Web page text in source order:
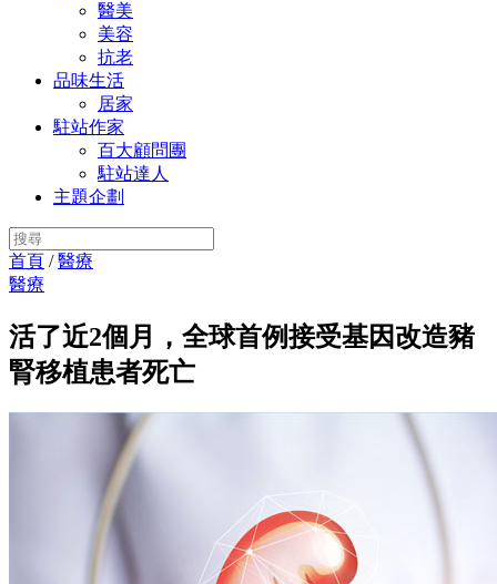
醫美
美容
抗老
品味生活
居家
駐站作家
百大顧問團
駐站達人
主題企劃
首頁 /醫療
醫療
活了近2個月，全球首例接受基因改造豬
腎移植患者死亡